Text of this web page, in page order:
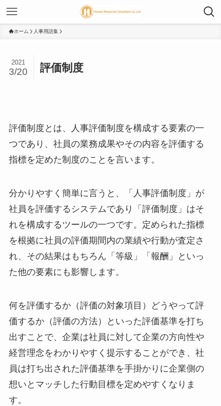
ホーム 人事用語集
評価制度
2021
3/20
評価制度とは、人事評価制度を構成する要素の一
つであり、社員の業務成果やその内容を評価する
指標を定めた制度のことを言います。
分かりやすく簡単に言うと、「人事評価制度」が
社員を評価するシステムであり「評価制度」はそ
れを構成するツールの一つです。定められた指標
を根拠に社員の評価期間内の業績や行動が査定さ
れ、その結果はもちろん「等級」「報酬」といっ
た他の要素にも影響します。
何を評価するか（評価の対象項目）どうやって評
価するか（評価の方法）といった評価基準を打ち
出すことで、企業は社員に対して企業の方向性や
経営理念をわかりやすく提示することができ、社
員は打ち出された評価基準を手掛かりに企業側の
想いとマッチした行動目標を定めやすくなりま
す。